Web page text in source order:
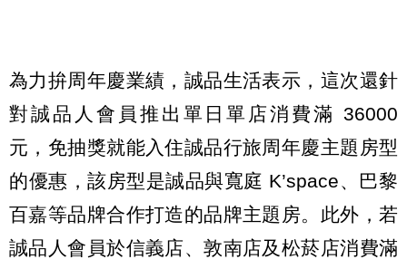
為力拚周年慶業績，誠品生活表示，這次還針
對誠品人會員推出單日單店消費滿 36000
元，免抽獎就能入住誠品行旅周年慶主題房型
的優惠，該房型是誠品與寬庭 K’space、巴黎
百嘉等品牌合作打造的品牌主題房。此外，若
誠品人會員於信義店、敦南店及松菸店消費滿